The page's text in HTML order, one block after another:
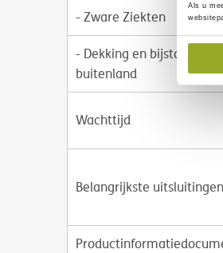
Als u
- Zware Ziekten
- Dekking en bijstand in het
buitenland
Wachttijd
Belangrijkste uitsluitingen